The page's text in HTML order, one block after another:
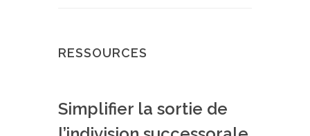
RESSOURCES
Simplifier la sortie de